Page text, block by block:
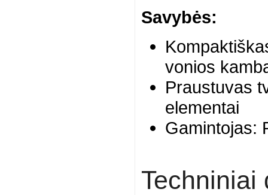
Savybės:
vonios
Praustuvas
elementai
Gamintojas:
Techniniai